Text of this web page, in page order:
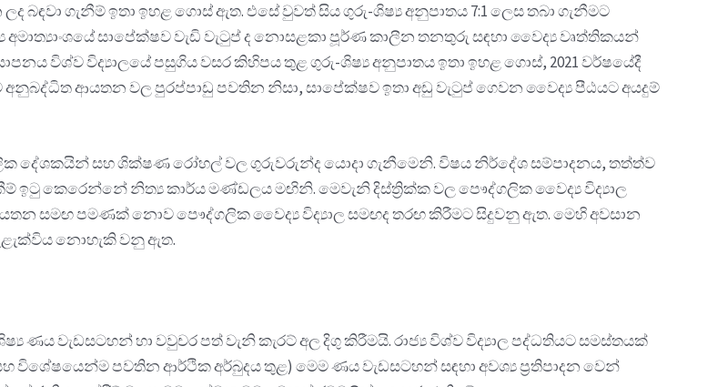
බඳවා ගැනීම් ඉතා ඉහළ ගොස් ඇත. එසේ වුවත් සිය ගුරු-ශිෂ්‍ය අනුපාතය 7:1 ලෙස තබා ගැනීමට
සාපේක්ෂව වැඩි වැටුප් ද නොසළකා පූර්ණ කාලීන තනතුරු සඳහා වෛද්‍ය වෘත්තිකයන්
විශ්ව විද්‍යාලයේ පසුගිය වසර කිහිපය තුළ ගුරු-ශිෂ්‍ය අනුපාතය ඉතා ඉහළ ගොස්, 2021 වර්ෂයේදී
අනුබද්ධිත ආයතන වල පුරප්පාඩු පවතින නිසා, සාපේක්ෂව ඉතා අඩු වැටුප් ගෙවන වෛද්‍ය පීඨයට අයදුම්
දේශකයින් සහ ශික්ෂණ රෝහල් වල ගුරුවරුන්ද යොදා ගැනීමෙනි. විෂය නිර්දේශ සම්පාදනය, තත්ත්ව
ඉටු කෙරෙන්නේ නිත්‍ය කාර්ය මණ්ඩලය මඟිනි. මෙවැනි දිස්ත්‍රික්ක වල පෞද්ගලික වෛද්‍ය විද්‍යාල
සමඟ පමණක් නොව පෞද්ගලික වෛද්‍ය විද්‍යාල සමඟද තරඟ කිරීමට සිදුවනු ඇත. මෙහි අවසාන
නොහැකි වනු ඇත.
ණය වැඩසටහන් හා වවුචර පත් වැනි කැරට් අල දිගු කිරීමයි. රාජ්‍ය විශ්ව විද්‍යාල පද්ධතියට සමස්තයක්
පවතින ආර්ථික අර්බුදය තුළ) මෙම ණය වැඩසටහන් සඳහා අවශ්‍ය ප්‍රතිපාදන වෙන්